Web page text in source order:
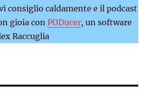
consiglio caldamente e il podcast
gioia conPODucer, un software
Raccuglia